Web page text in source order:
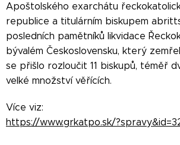
Apoštolského exarchátu
republice a titulárním biskupem
posledních pamětníků likvidace
bývalém Československu, který
se přišlo rozloučit 11 biskupů, téměř
velké množství věřících.
Více viz:
https://www.grkatpo.sk/